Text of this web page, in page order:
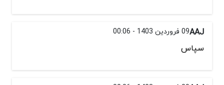
AAJ09 فروردین 1403 - 00:06
سپاس